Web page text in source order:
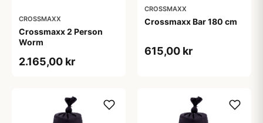
CROSSMAXX
Crossmaxx 2 Person
Worm
2.165,00 kr
CROSSMAXX
Crossmaxx Bar 180 cm
615,00 kr